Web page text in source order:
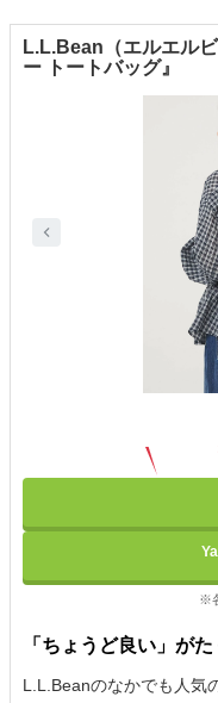
L.L.Bean（エルエル
ー トートバッグ』
※
「ちょうど良い」が
L.L.Beanのなかでも人気